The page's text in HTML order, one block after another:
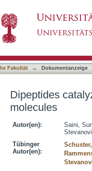
Fakultät → Dokumentanzeige
Dipeptides
molecules
Autor(en): Saini,
Tübinger
Autor(en):